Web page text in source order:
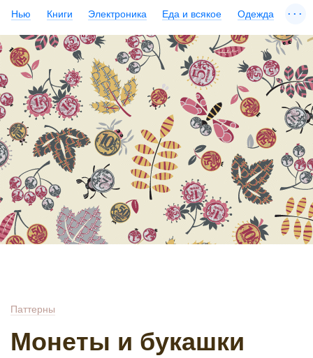
Нью Книги Электроника Еда и всякое Одежда ...
Паттерны
Монеты и букашки